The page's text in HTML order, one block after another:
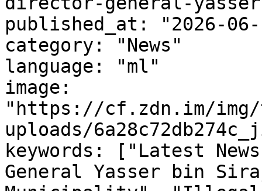
published_at: "2026-06-
category: "News"
language: "ml"
image:
"https://cf.zdn.im/img/
uploads/
keywords: ["Latest
General Yasser bin